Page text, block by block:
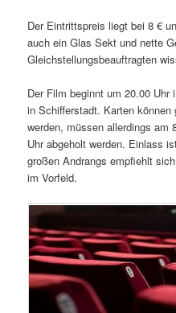
Der Eintrittspreis liegt bei 8 €
auch ein Glas Sekt und nette
Gleichstellungsbeauftragten
Der Film beginnt um 20.00 Uhr
in Schifferstadt. Karten können
werden, müssen allerdings am
Uhr abgeholt werden. Einlass
großen Andrangs empfiehlt
im Vorfeld.